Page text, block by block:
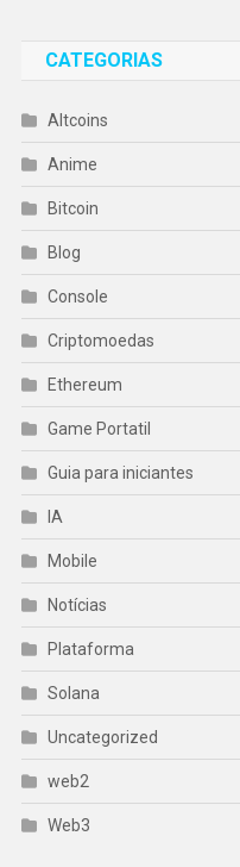
CATEGORIAS
Altcoins
Anime
Bitcoin
Blog
Console
Criptomoedas
Ethereum
Game Portatil
Guia para iniciantes
IA
Mobile
Notícias
Plataforma
Solana
Uncategorized
web2
Web3